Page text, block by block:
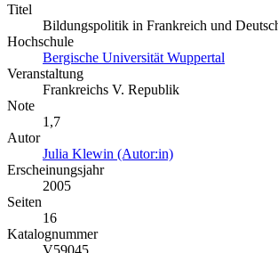
Titel
Bildungspolitik in Frankreich und
Hochschule
Bergische Universität Wuppertal
Veranstaltung
Frankreichs V. Republik
Note
1,7
Autor
Julia Klewin (Autor:in)
Erscheinungsjahr
2005
Seiten
16
Katalognummer
V59045